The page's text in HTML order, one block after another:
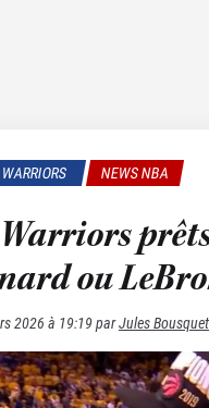
WARRIORS NEWS NBA
ou
2026 à 19:19parJules Bousquet